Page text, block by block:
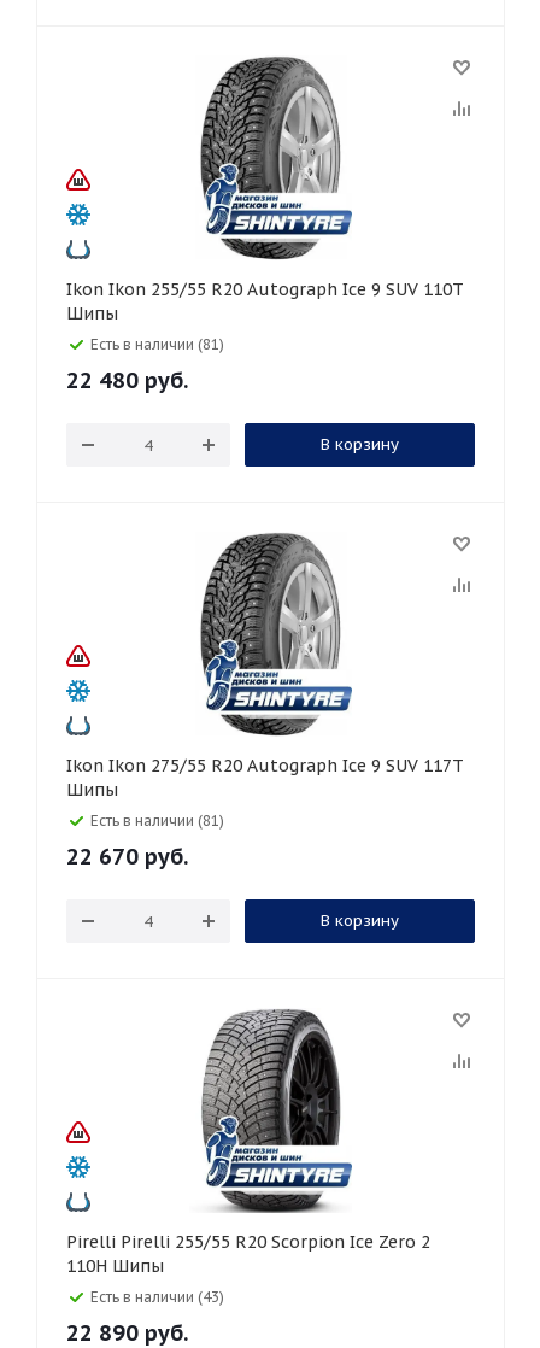
Ikon Ikon 255/55 R20 Autograph Ice 9 SUV 110T
Шипы
Есть в наличии (81)
22 480 руб.
В корзину
Ikon Ikon 275/55 R20 Autograph Ice 9 SUV 117T
Шипы
Есть в наличии (81)
22 670 руб.
В корзину
Pirelli Pirelli 255/55 R20 Scorpion Ice Zero 2
110H Шипы
Есть в наличии (43)
22 890 руб.